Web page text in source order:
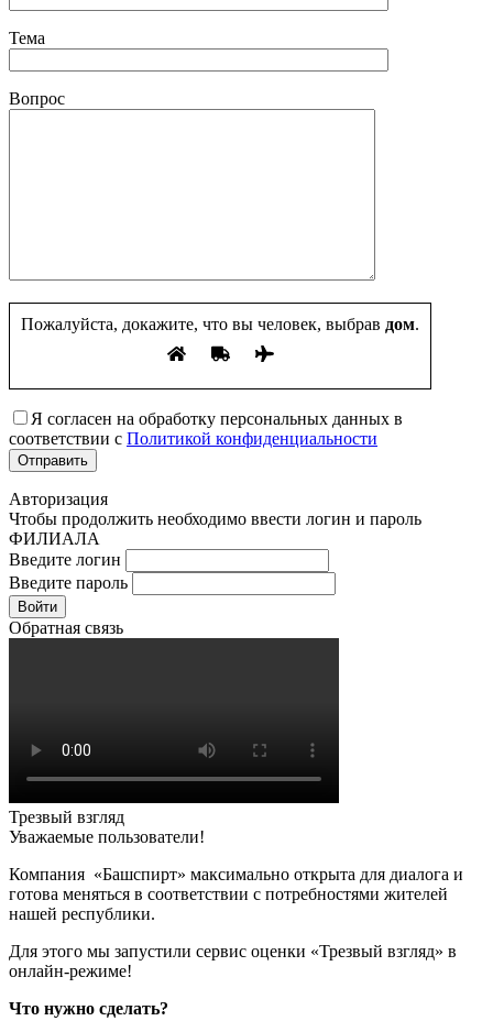
Тема
Вопрос
Пожалуйста, докажите, что вы человек, выбрав дом.
Я согласен на обработку персональных данных в
соответствии с Политикой конфиденциальности
Авторизация
Чтобы продолжить необходимо ввести логин и пароль
ФИЛИАЛА
Введите логин
Введите пароль
Войти
Обратная связь
Трезвый взгляд
Уважаемые пользователи!
Компания «Башспирт» максимально открыта для диалога и
готова меняться в соответствии с потребностями жителей
нашей республики.
Для этого мы запустили сервис оценки «Трезвый взгляд» в
онлайн-режиме!
Что нужно сделать?